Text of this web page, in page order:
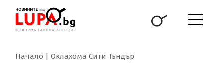
Начало Оклахома Сити Тъндър